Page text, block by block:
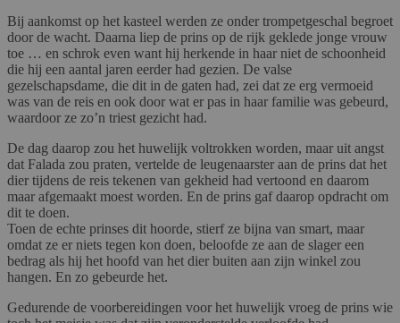
Bij aankomst op het kasteel werden ze onder trompetgeschal begroet
door de wacht. Daarna liep de prins op de rijk geklede jonge vrouw
toe … en schrok even want hij herkende in haar niet de schoonheid
die hij een aantal jaren eerder had gezien. De valse
gezelschapsdame, die dit in de gaten had, zei dat ze erg vermoeid
was van de reis en ook door wat er pas in haar familie was gebeurd,
waardoor ze zo’n triest gezicht had.
De dag daarop zou het huwelijk voltrokken worden, maar uit angst
dat Falada zou praten, vertelde de leugenaarster aan de prins dat het
dier tijdens de reis tekenen van gekheid had vertoond en daarom
maar afgemaakt moest worden. En de prins gaf daarop opdracht om
dit te doen.
Toen de echte prinses dit hoorde, stierf ze bijna van smart, maar
omdat ze er niets tegen kon doen, beloofde ze aan de slager een
bedrag als hij het hoofd van het dier buiten aan zijn winkel zou
hangen. En zo gebeurde het.
Gedurende de voorbereidingen voor het huwelijk vroeg de prins wie